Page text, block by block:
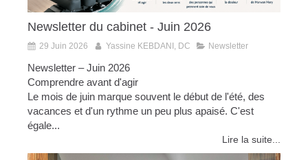
Newsletter du cabinet - Juin 2026
29 Juin 2026 Yassine KEBDANI, DC Newsletter
Newsletter – Juin 2026
Comprendre avant d'agir
Le mois de juin marque souvent le début de l'été, des
vacances et d'un rythme un peu plus apaisé. C'est
égale...
Lire la suite...